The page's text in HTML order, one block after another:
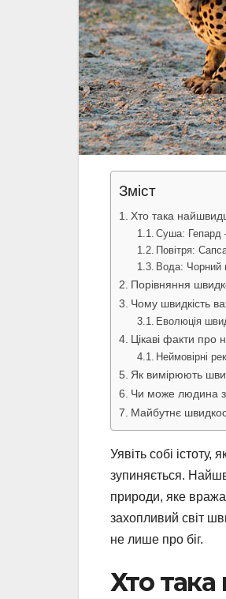
Зміст
Хто така
Суша: Гепард
Повітря:
Вода: Чорний
Порівняння
Чому швидкість
Еволюція
Цікаві факти про
Неймовірні
Як вимірюють
Чи може людина
Майбутнє
Уявіть собі
зупиняється.
природи, яке
захопливий світ
не лише про біг.
Хто така